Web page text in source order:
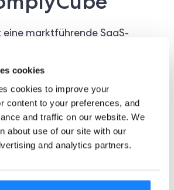
cookies
cookies to improve your
content to your preferences, and
and traffic on our website. We
about use of our site with our
and analytics partners.
eine marktführende SaaS-
(AML) und Know Your
Compliance für Kunden in den
Transport,